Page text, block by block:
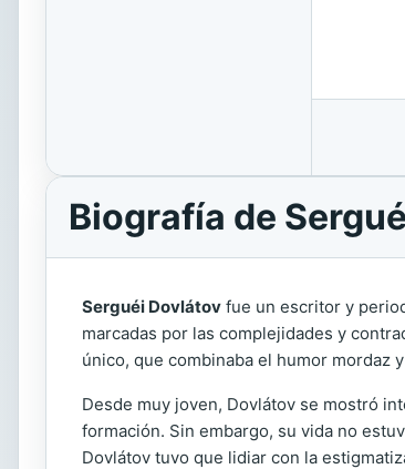
Biografía de
Serguéi Dovlátov fue un escritor y
marcadas por las complejidades y
único, que combinaba el humor mordaz
Desde muy joven, Dovlátov se mostró
formación. Sin embargo, su vida no
Dovlátov tuvo que lidiar con la